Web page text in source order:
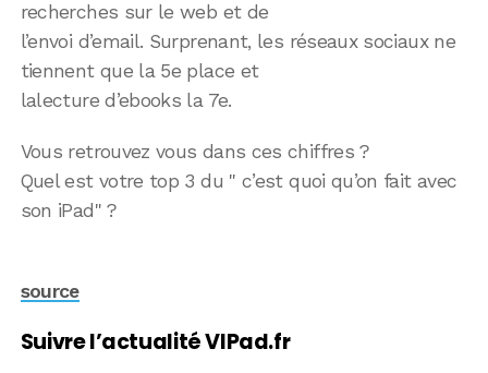
recherches sur le web et de
l’envoi d’email. Surprenant, les réseaux sociaux ne
tiennent que la 5e place et
lalecture d’ebooks la 7e.
Vous retrouvez vous dans ces chiffres ?
Quel est votre top 3 du " c’est quoi qu’on fait avec
son iPad" ?
source
Suivre l’actualité VIPad.fr